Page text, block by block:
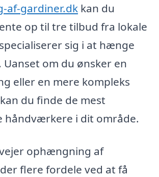
af-gardiner.dk kan du
op til tre tilbud fra lokale
sig i at hænge
om du ønsker en
eller en mere kompleks
du finde de mest
håndværkere i dit område.
ophængning af
flere fordele ved at få